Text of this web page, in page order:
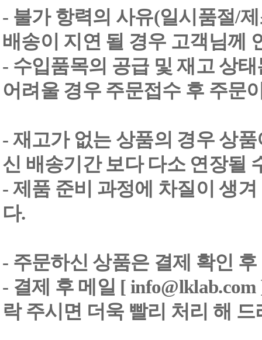
- 불가 항력의 사유(일시품절/
배송이 지연 될 경우 고객님께
- 수입품목의 공급 및 재고 상
어려울 경우 주문접수 후 주문
- 재고가 없는 상품의 경우 상
신 배송기간 보다 다소 연장될
- 제품 준비 과정에 차질이 생
다.
- 주문하신 상품은 결제 확인
- 결제 후 메일 [
락 주시면 더욱 빨리 처리 해